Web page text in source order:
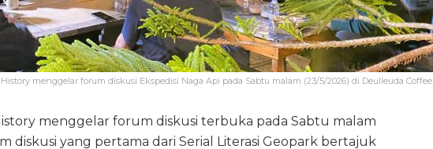
menggelar forum diskusi Ekspedisi Naga Api pada Sabtu malam (23/5/2026) di Deulleuda Coffee.
menggelar forum diskusi terbuka pada Sabtu malam
diskusi yang pertama dari Serial Literasi Geopark bertajuk